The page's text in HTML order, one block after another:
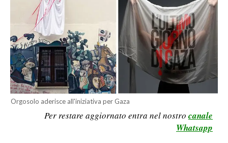
ECONOMIA
SERVIZI ALLE IMPRESE
LAVORO
BANDI
SPORT IN SARDEGNA
Orgosolo aderisce all'iniziativa per Gaza
Per restare aggiornato entra nel nostro canale
Whatsapp